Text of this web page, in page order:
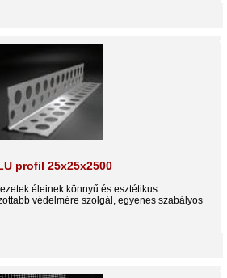
profil 25x25x2500
éleinek könnyű és esztétikus
védelmére szolgál, egyenes szabályos